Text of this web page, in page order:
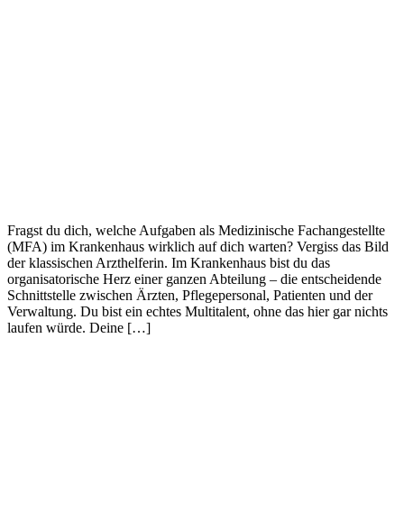
Fragst du dich, welche Aufgaben als Medizinische Fachangestellte
(MFA) im Krankenhaus wirklich auf dich warten? Vergiss das Bild
der klassischen Arzthelferin. Im Krankenhaus bist du das
organisatorische Herz einer ganzen Abteilung – die entscheidende
Schnittstelle zwischen Ärzten, Pflegepersonal, Patienten und der
Verwaltung. Du bist ein echtes Multitalent, ohne das hier gar nichts
laufen würde. Deine […]